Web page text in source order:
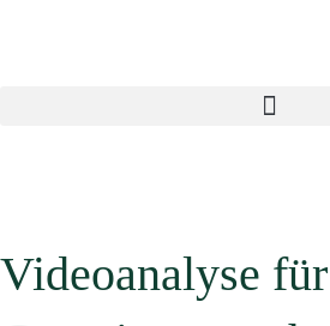
Videoanalyse